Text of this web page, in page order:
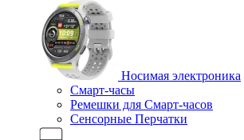
Носимая электроника
Смарт-часы
Ремешки для Смарт-часов
Сенсорные Перчатки